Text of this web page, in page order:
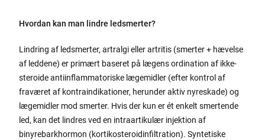
Hvordan kan man lindre ledsmerter?
Lindring af ledsmerter, artralgi eller artritis (smerter + hævelse
af leddene) er primært baseret på lægens ordination af ikke-
steroide antiinflammatoriske lægemidler (efter kontrol af
fraværet af kontraindikationer, herunder aktiv nyreskade) og
lægemidler mod smerter. Hvis der kun er ét enkelt smertende
led, kan det lindres ved en intraartikulær injektion af
binyrebarkhormon (kortikosteroidinfiltration). Syntetiske